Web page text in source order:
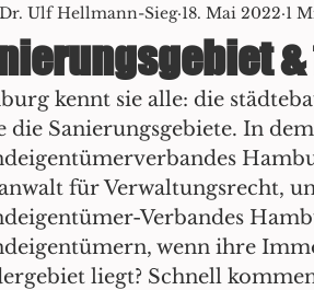
privates Baurecht
Denkmalrecht
Dr. Ulf Hellmann-Sieg 18. Mai 2022 1
kennt sie alle: die
die Sanierungsgebiete. In
für Verwaltungsrecht,
Verbandes
wenn ihre
liegt? Schnell